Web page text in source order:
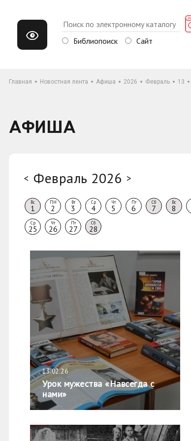
Библиопоиск Сайт
Главная Новостная лента Афиша 2026 Февраль 13
АФИША
< Февраль 2026 >
Вс
1
ПН
2
Вт
3
Ср
4
Чт
5
Пт
6
Сб
7
Вс
8
Ср
25
Чт
26
Пт
27
Сб
28
13.02.26
Урок мужества «Навсегда с
нами»